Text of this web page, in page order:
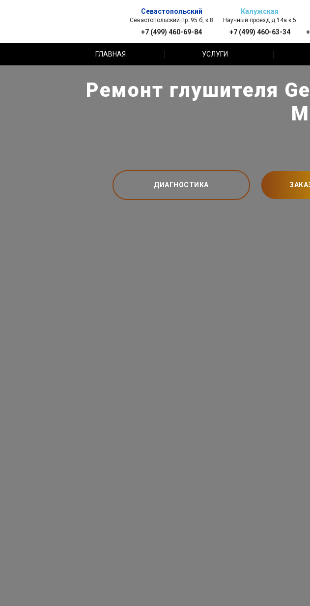
Севастопольский
Севастопольский пр. 95 б, к.8
+7 (499) 460-69-84
Калужская
Научный проезд д.14а к.5
+7 (499) 460-63-34
ГЛАВНАЯ УСЛУГИ
Ремонт глушителя
ДИАГНОСТИКА